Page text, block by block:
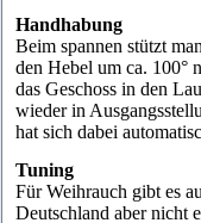
Handhabung
Beim spannen stützt
den Hebel um ca. 100°
das Geschoss in den
wieder in
hat sich dabei
Tuning
Für Weihrauch gibt es
Deutschland aber nicht